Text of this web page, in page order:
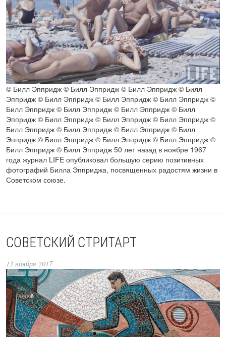
© Билл Эппридж © Билл Эппридж © Билл Эппридж © Билл
Эппридж © Билл Эппридж © Билл Эппридж © Билл Эппридж ©
Билл Эппридж © Билл Эппридж © Билл Эппридж © Билл
Эппридж © Билл Эппридж © Билл Эппридж © Билл Эппридж ©
Билл Эппридж © Билл Эппридж © Билл Эппридж © Билл
Эппридж © Билл Эппридж © Билл Эппридж © Билл Эппридж ©
Билл Эппридж © Билл Эппридж 50 лет назад в ноябре 1967
года журнал LIFE опубликовал большую серию позитивных
фотографий Билла Эпприджа, посвященных радостям жизни в
Советском союзе.
СОВЕТСКИЙ СТРИТАРТ
13 ноября 2017